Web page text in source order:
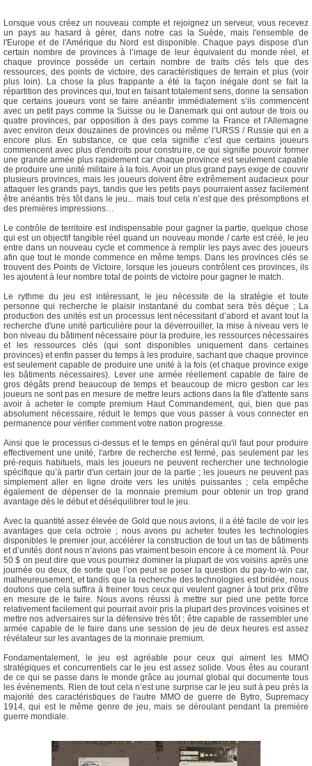
Lorsque vous créez un nouveau compte et rejoignez un serveur, vous recevez
un pays au hasard à gérer, dans notre cas la Suède, mais l'ensemble de
l'Europe et de l'Amérique du Nord est disponible. Chaque pays dispose d'un
certain nombre de provinces à l’image de leur équivalent du monde réel, et
chaque province possède un certain nombre de traits clés tels que des
ressources, des points de victoire, des caractéristiques de terrain et plus (voir
plus loin). La chose la plus frappante a été la façon inégale dont se fait la
répartition des provinces qui, tout en faisant totalement sens, donne la sensation
que certains joueurs vont se faire anéantir immédiatement s’ils commencent
avec un petit pays comme la Suisse ou le Danemark qui ont autour de trois ou
quatre provinces, par opposition à des pays comme la France et l'Allemagne
avec environ deux douzaines de provinces ou même l’URSS / Russie qui en a
encore plus. En substance, ce que cela signifie c’est que certains joueurs
commencent avec plus d'endroits pour construire, ce qui signifie pouvoir former
une grande armée plus rapidement car chaque province est seulement capable
de produire une unité militaire à la fois. Avoir un plus grand pays exige de couvrir
plusieurs provinces, mais les joueurs doivent être extrêmement audacieux pour
attaquer les grands pays, tandis que les petits pays pourraient assez facilement
être anéantis très tôt dans le jeu... mais tout cela n’est que des présomptions et
des premières impressions…
Le contrôle de territoire est indispensable pour gagner la partie, quelque chose
qui est un objectif tangible réel quand un nouveau monde / carte est créé, le jeu
entre dans un nouveau cycle et commence à remplir les pays avec des joueurs
afin que tout le monde commence en même temps. Dans les provinces clés se
trouvent des Points de Victoire, lorsque les joueurs contrôlent ces provinces, ils
les ajoutent à leur nombre total de points de victoire pour gagner le match.
Le rythme du jeu est intéressant, le jeu nécessite de la stratégie et toute
personne qui recherche le plaisir instantané du combat sera très déçue ; La
production des unités est un processus lent nécessitant d’abord et avant tout la
recherche d'une unité particulière pour la déverrouiller, la mise à niveau vers le
bon niveau du bâtiment nécessaire pour la produire, les ressources nécessaires
et les ressources clés (qui sont disponibles uniquement dans certaines
provinces) et enfin passer du temps à les produire, sachant que chaque province
est seulement capable de produire une unité à la fois (et chaque province exige
les bâtiments nécessaires). Lever une armée réellement capable de faire de
gros dégâts prend beaucoup de temps et beaucoup de micro gestion car les
joueurs ne sont pas en mesure de mettre leurs actions dans la file d'attente sans
avoir à acheter le compte premium Haut Commandement, qui, bien que pas
absolument nécessaire, réduit le temps que vous passer à vous connecter en
permanence pour vérifier comment votre nation progresse.
Ainsi que le processus ci-dessus et le temps en général qu'il faut pour produire
effectivement une unité, l'arbre de recherche est fermé, pas seulement par les
pré-requis habituels, mais les joueurs ne peuvent rechercher une technologie
spécifique qu’à partir d'un certain jour de la partie ; les joueurs ne peuvent pas
simplement aller en ligne droite vers les unités puissantes ; cela empêche
également de dépenser de la monnaie premium pour obtenir un trop grand
avantage dès le début et déséquilibrer tout le jeu.
Avec la quantité assez élevée de Gold que nous avions, il a été facile de voir les
avantages que cela octroie ; nous avons pu acheter toutes les technologies
disponibles le premier jour, accélérer la construction de tout un tas de bâtiments
et d’unités dont nous n’avions pas vraiment besoin encore à ce moment là. Pour
50 $ on peut dire que vous pourriez dominer la plupart de vos voisins après une
journée ou deux, de sorte que l’on peut se poser la question du pay-to-win car,
malheureusement, et tandis que la recherche des technologies est bridée, nous
doutons que cela suffira à freiner tous ceux qui veulent gagner à tout prix d'être
en mesure de le faire. Nous avons réussi à mettre sur pied une petite force
relativement facilement qui pourrait avoir pris la plupart des provinces voisines et
mettre nos adversaires sur la défensive très tôt ; être capable de rassembler une
armée capable de le faire dans une session de jeu de deux heures est assez
révélateur sur les avantages de la monnaie premium.
Fondamentalement, le jeu est agréable pour ceux qui aiment les MMO
stratégiques et concurrentiels car le jeu est assez solide. Vous êtes au courant
de ce qui se passe dans le monde grâce au journal global qui documente tous
les événements. Rien de tout cela n’est une surprise car le jeu suit à peu près la
majorité des caractéristiques de l'autre MMO de guerre de Bytro, Supremacy
1914, qui est le même genre de jeu, mais se déroulant pendant la première
guerre mondiale.